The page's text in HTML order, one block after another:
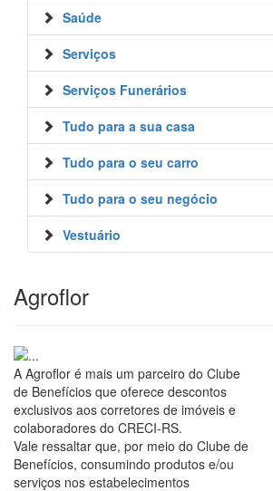
Saúde
Serviços
Serviços Funerários
Tudo para a sua casa
Tudo para o seu carro
Tudo para o seu negócio
Vestuário
Agroflor
A Agroflor é mais um parceiro do Clube
de Benefícios que oferece descontos
exclusivos aos corretores de imóveis e
colaboradores do CRECI-RS.
Vale ressaltar que, por meio do Clube de
Benefícios, consumindo produtos e/ou
serviços nos estabelecimentos